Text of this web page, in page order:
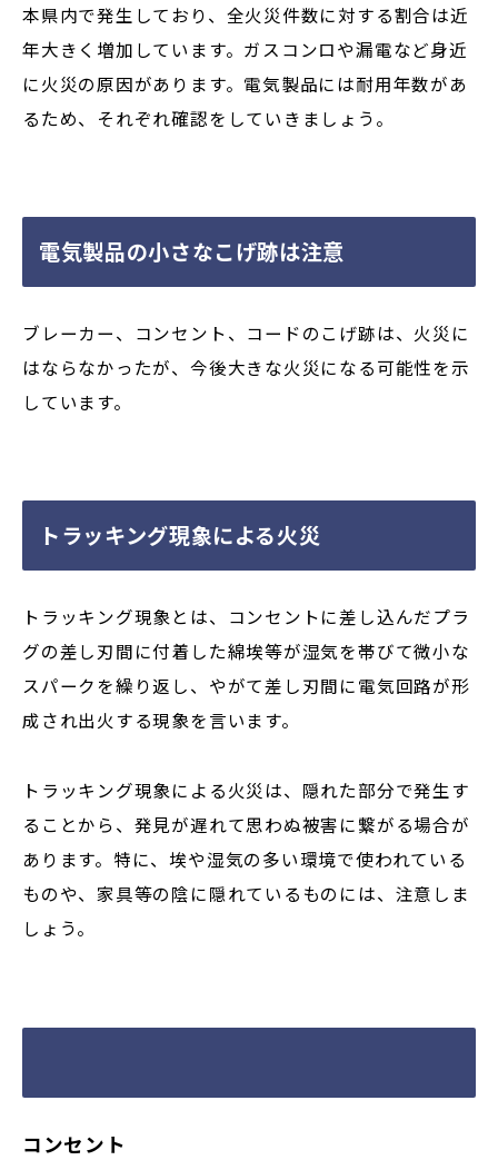
本県内で発生しており、全火災件数に対する割合は近
年大きく増加しています。ガスコンロや漏電など身近
に火災の原因があります。電気製品には耐用年数があ
るため、それぞれ確認をしていきましょう。
電気製品の小さなこげ跡は注意
ブレーカー、コンセント、コードのこげ跡は、火災に
はならなかったが、今後大きな火災になる可能性を示
しています。
トラッキング現象による火災
トラッキング現象とは、コンセントに差し込んだプラ
グの差し刃間に付着した綿埃等が湿気を帯びて微小な
スパークを繰り返し、 やがて差し刃間に電気回路が形
成され出火する現象を言います。
トラッキング現象による火災は、隠れた部分で発生す
ることから、発見が遅れて思わぬ被害に繋がる場合が
あります。特に、埃や湿気の多い環境で使われている
ものや、家具等の陰に隠れているものには、注意しま
しょう。
コンセント